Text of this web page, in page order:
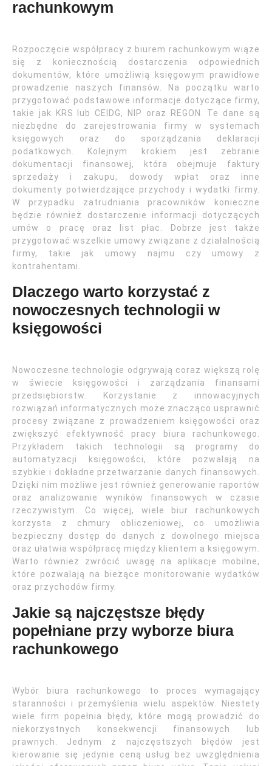
rachunkowym
Rozpoczęcie współpracy z biurem rachunkowym wiąże
się z koniecznością dostarczenia odpowiednich
dokumentów, które umożliwią księgowym prawidłowe
prowadzenie naszych finansów. Na początku warto
przygotować podstawowe informacje dotyczące firmy,
takie jak KRS lub CEIDG, NIP oraz REGON. Te dane są
niezbędne do zarejestrowania firmy w systemach
księgowych oraz do sporządzania deklaracji
podatkowych. Kolejnym krokiem jest zebranie
dokumentacji finansowej, która obejmuje faktury
sprzedaży i zakupu, dowody wpłat oraz inne
dokumenty potwierdzające przychody i wydatki firmy.
W przypadku zatrudniania pracowników konieczne
będzie również dostarczenie informacji dotyczących
umów o pracę oraz list płac. Dobrze jest także
przygotować wszelkie umowy związane z działalnością
firmy, takie jak umowy najmu czy umowy z
kontrahentami.
Dlaczego warto korzystać z
nowoczesnych technologii w
księgowości
Nowoczesne technologie odgrywają coraz większą rolę
w świecie księgowości i zarządzania finansami
przedsiębiorstw. Korzystanie z innowacyjnych
rozwiązań informatycznych może znacząco usprawnić
procesy związane z prowadzeniem księgowości oraz
zwiększyć efektywność pracy biura rachunkowego.
Przykładem takich technologii są programy do
automatyzacji księgowości, które pozwalają na
szybkie i dokładne przetwarzanie danych finansowych.
Dzięki nim możliwe jest również generowanie raportów
oraz analizowanie wyników finansowych w czasie
rzeczywistym. Co więcej, wiele biur rachunkowych
korzysta z chmury obliczeniowej, co umożliwia
bezpieczny dostęp do danych z dowolnego miejsca
oraz ułatwia współpracę między klientem a księgowym.
Warto również zwrócić uwagę na aplikacje mobilne,
które pozwalają na bieżące monitorowanie wydatków
oraz przychodów firmy.
Jakie są najczęstsze błędy
popełniane przy wyborze biura
rachunkowego
Wybór biura rachunkowego to proces wymagający
staranności i przemyślenia wielu aspektów. Niestety
wiele firm popełnia błędy, które mogą prowadzić do
niekorzystnych konsekwencji finansowych lub
prawnych. Jednym z najczęstszych błędów jest
kierowanie się jedynie ceną usług bez uwzględnienia